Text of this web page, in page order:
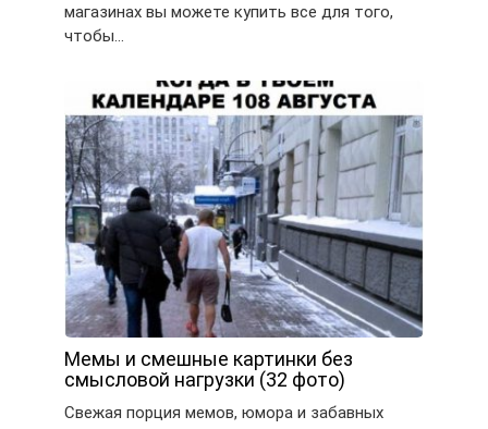
магазинах вы можете купить все для того,
чтобы…
Мемы и смешные картинки без
смысловой нагрузки (32 фото)
Свежая порция мемов, юмора и забавных